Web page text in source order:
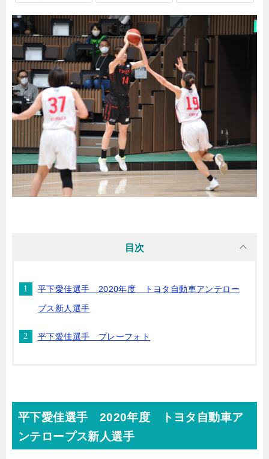
目次
平下愛佳選手 2020年度 トヨタ自動車アンテロー
プス新人選手
平下愛佳選手 プレーフォト
平下愛佳選手 2020年度
トヨタ自動車ア
ンテロープス新人選手